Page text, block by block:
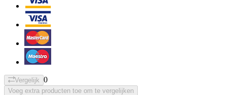
Vergelijk 0
Voeg extra producten toe om te vergelijken